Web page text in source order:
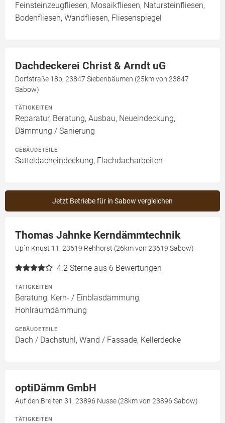
Feinsteinzeugfliesen, Mosaikfliesen, Natursteinfliesen,
Bodenfliesen, Wandfliesen, Fliesenspiegel
Dachdeckerei Christ & Arndt uG
Dorfstraße 18b, 23847 Siebenbäumen (25km von 23847
Sabow)
TÄTIGKEITEN
Reparatur, Beratung, Ausbau, Neueindeckung,
Dämmung / Sanierung
GEBÄUDETEILE
Satteldacheindeckung, Flachdacharbeiten
Jetzt Betriebe für in Sabow vergleichen
Thomas Jahnke Kerndämmtechnik
Up`n Knust 11, 23619 Rehhorst (26km von 23619 Sabow)
4.2 Sterne aus 6 Bewertungen
TÄTIGKEITEN
Beratung, Kern- / Einblasdämmung,
Hohlraumdämmung
GEBÄUDETEILE
Dach / Dachstuhl, Wand / Fassade, Kellerdecke
optiDämm GmbH
Auf den Breiten 31, 23896 Nusse (28km von 23896 Sabow)
TÄTIGKEITEN